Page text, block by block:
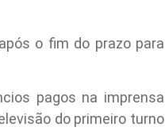
o fim do prazo para
pagos na imprensa
do primeiro turno